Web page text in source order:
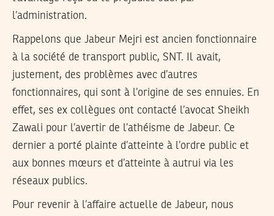
l’administration.
Rappelons que Jabeur Mejri est ancien fonctionnaire
à la société de transport public, SNT. Il avait,
justement, des problèmes avec d’autres
fonctionnaires, qui sont à l’origine de ses ennuies. En
effet, ses ex collègues ont contacté l’avocat Sheikh
Zawali pour l’avertir de l’athéisme de Jabeur. Ce
dernier a porté plainte d’atteinte à l’ordre public et
aux bonnes mœurs et d’atteinte à autrui via les
réseaux publics.
Pour revenir à l’affaire actuelle de Jabeur, nous